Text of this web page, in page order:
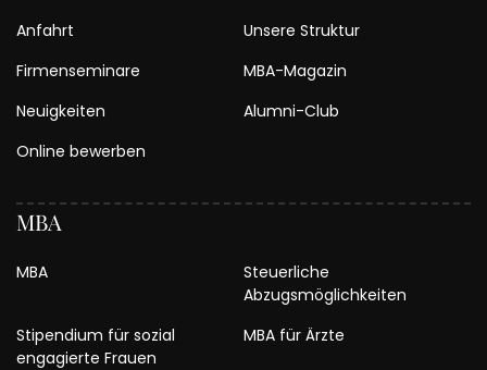
Anfahrt
Unsere Struktur
Firmenseminare
MBA-Magazin
Neuigkeiten
Alumni-Club
Online bewerben
MBA
MBA
Steuerliche
Abzugsmöglichkeiten
Stipendium für sozial
engagierte Frauen
MBA für Ärzte